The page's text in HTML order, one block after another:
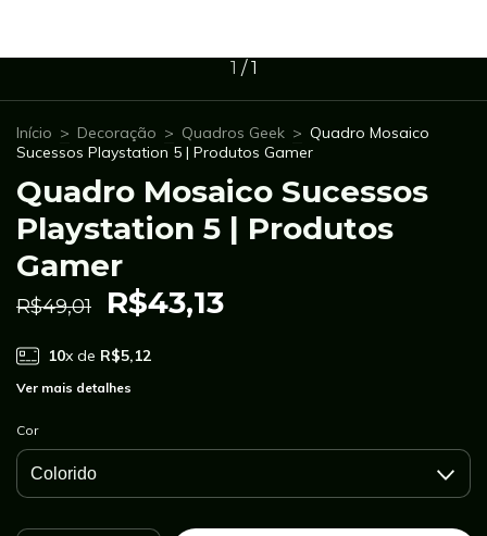
1 /1
Início > Decoração > Quadros Geek > Quadro Mosaico
Sucessos Playstation 5 | Produtos Gamer
Quadro Mosaico Sucessos
Playstation 5 | Produtos
Gamer
R$49,01 R$43,13
10x de R$5,12
Ver mais detalhes
Cor